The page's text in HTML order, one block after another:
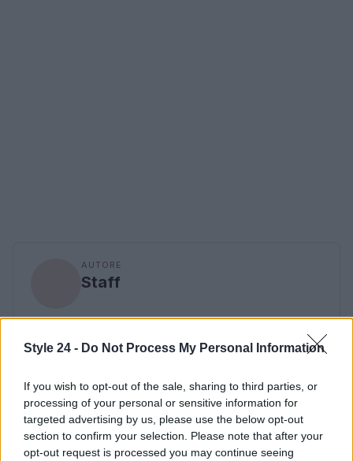
Style 24 - Do Not Process My Personal Information
If you wish to opt-out of the sale, sharing to third parties, or
processing of your personal or sensitive information for
targeted advertising by us, please use the below opt-out
section to confirm your selection. Please note that after your
opt-out request is processed you may continue seeing
AUTORE
Staff